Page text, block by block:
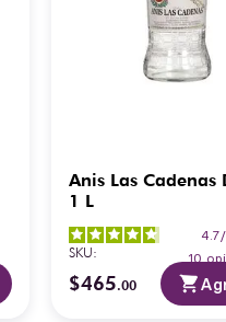
Anis Las Cadenas
1 L
4.7/
10
SKU:
$465.00